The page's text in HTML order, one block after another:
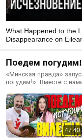
What Happened to the
Disappearance on
Поедем погудим!
«Минская правда»
погудим!». Вместе с
ведущего и
вместе с нашим
погудим?
47:40